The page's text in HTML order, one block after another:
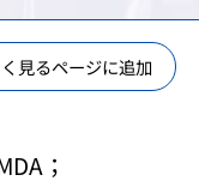
見るページに追加
；